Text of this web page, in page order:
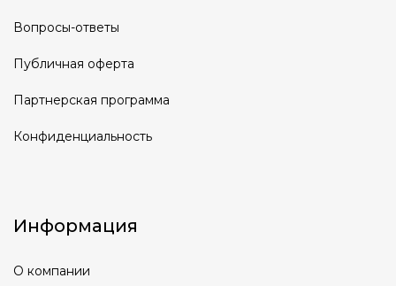
Вопросы-ответы
Публичная оферта
Партнерская программа
Конфиденциальность
Информация
О компании